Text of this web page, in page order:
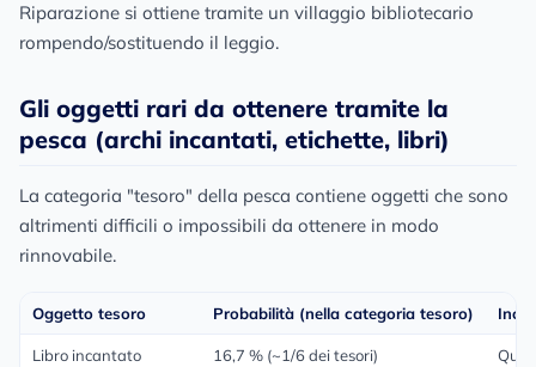
Riparazione si ottiene tramite un villaggio bibliotecario
rompendo/sostituendo il leggio.
Gli oggetti rari da ottenere tramite la
pesca (archi incantati, etichette, libri)
La categoria "tesoro" della pesca contiene oggetti che sono
altrimenti difficili o impossibili da ottenere in modo
rinnovabile.
Oggetto tesoro Probabilità (nella categoria tesoro)
Libro incantato 16,7 % (~1/6 dei tesori)